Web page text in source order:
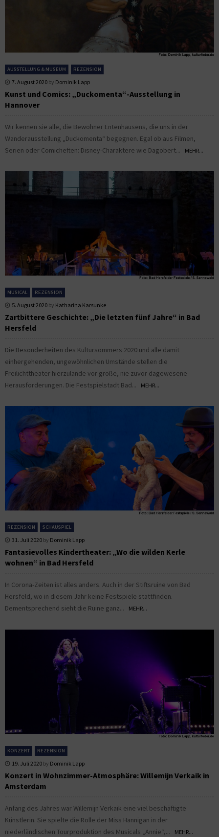
AUSSTELLUNG & MUSEUM REZENSION
7. August 2020 by Dominik Lapp
Kunst und Comics: „Duckomenta“-Ausstellung in
Hannover
Wir kennen sie alle, die Bewohner Entenhausens, die uns in der
Wanderausstellung „Duckomenta“ begegnen. Egal ob aus Filmen,
Serien oder Comicheften: Disney-Charaktere wie Dagobert...
MEHR...
MUSICAL REZENSION
5. August 2020 by Katharina Karsunke
Zartbittere Geschichte: „Die letzten fünf Jahre“ in Bad
Hersfeld
Die Besonderheiten des Kultursommers 2020 und alle damit
einhergehenden, ungewöhnlichen Umstände stellen die
Freilichttheater hierzulande vor große, nie zuvor dagewesene
Herausforderungen. Die Festspielstadt Bad...
MEHR...
REZENSION SCHAUSPIEL
31. Juli 2020 by Dominik Lapp
Fantasievolles Kindertheater: „Wo die wilden Kerle
wohnen“ in Bad Hersfeld
In Corona-Zeiten ist alles anders. Auch in der Stiftsruine von Bad
Hersfeld, wo in diesem Jahr keine Festspiele stattfinden.
Dementsprechend sieht die Ruine ganz...
MEHR...
KONZERT REZENSION
19. Juli 2020 by Dominik Lapp
Konzert in Wohnzimmer-Atmosphäre: Willemijn Verkaik in
Amsterdam
Anfang des Jahres war Willemijn Verkaik eine viel beschäftigte
Künstlerin. Sie spielte die Rolle der Miss Hannigan in der
niederländischen Tourproduktion des Musicals „Annie“,...
MEHR...